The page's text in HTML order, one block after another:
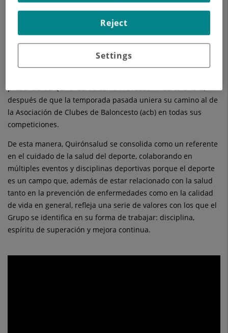
Joventut Badalona, La Laguna Tenerife, Barça, Real Madrid,
BAXI Manresa, Dreamland Gran Canaria y Valencia Basket
competirán del 13 al 16 de febrero en el Gran Canaria Arena
en busca del primer trofeo de 2025.
presencia de Quirónsalud como Proveedor Médico Oficial,
después de que la temporada pasada uniera su camino al de
la Asociación de Clubes de Baloncesto (acb) en todas sus
competiciones.
De esta manera, Quirónsalud se consolida como un referente
en el cuidado de la salud del deporte, colaborando en
múltiples eventos y disciplinas deportivas porque el deporte
es un campo que, además de estar relacionado con la salud
tanto en la prevención de enfermedades como en la calidad
de vida en general, refleja una serie de valores con los que el
Grupo se identifica en su forma de trabajar: disciplina,
espíritu de superación y mejora continua.
Settings
Reject